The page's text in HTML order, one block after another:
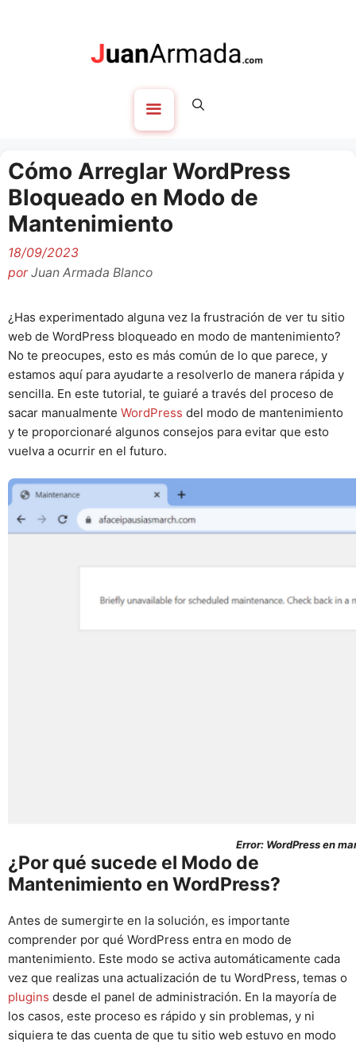
Cómo Arreglar WordPress
Bloqueado en Modo de
Mantenimiento
18/09/2023
porJuan Armada Blanco
¿Has experimentado alguna vez la frustración de ver tu sitio
web de WordPress bloqueado en modo de mantenimiento?
No te preocupes, esto es más común de lo que parece, y
estamos aquí para ayudarte a resolverlo de manera rápida y
sencilla. En este tutorial, te guiaré a través del proceso de
sacar manualmente WordPress del modo de mantenimiento
y te proporcionaré algunos consejos para evitar que esto
vuelva a ocurrir en el futuro.
Error: WordPress en
¿Por qué sucede el Modo de
Mantenimiento en WordPress?
Antes de sumergirte en la solución, es importante
comprender por qué WordPress entra en modo de
mantenimiento. Este modo se activa automáticamente cada
vez que realizas una actualización de tu WordPress, temas o
plugins desde el panel de administración. En la mayoría de
los casos, este proceso es rápido y sin problemas, y ni
siquiera te das cuenta de que tu sitio web estuvo en modo